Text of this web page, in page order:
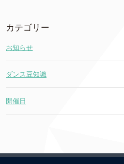
カテゴリー
お知らせ
ダンス豆知識
開催日